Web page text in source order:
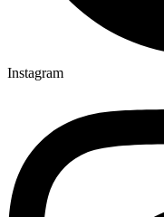
Instagram